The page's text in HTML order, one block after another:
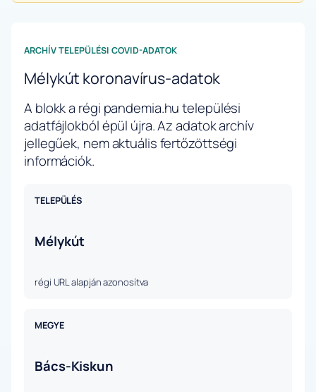
ARCHÍV TELEPÜLÉSI COVID-ADATOK
Mélykút koronavírus-adatok
A blokk a régi pandemia.hu települési
adatfájlokból épül újra. Az adatok archív
jellegűek, nem aktuális fertőzöttségi
információk.
TELEPÜLÉS
Mélykút
régi URL alapján azonosítva
MEGYE
Bács-Kiskun